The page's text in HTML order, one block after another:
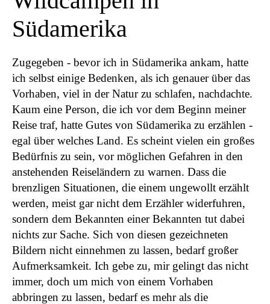
Südamerika
Zugegeben - bevor ich in Südamerika ankam, hatte
ich selbst einige Bedenken, als ich genauer über das
Vorhaben, viel in der Natur zu schlafen, nachdachte.
Kaum eine Person, die ich vor dem Beginn meiner
Reise traf, hatte Gutes von Südamerika zu erzählen -
egal über welches Land. Es scheint vielen ein großes
Bedürfnis zu sein, vor möglichen Gefahren in den
anstehenden Reiseländern zu warnen. Dass die
brenzligen Situationen, die einem ungewollt erzählt
werden, meist gar nicht dem Erzähler widerfuhren,
sondern dem Bekannten einer Bekannten tut dabei
nichts zur Sache. Sich von diesen gezeichneten
Bildern nicht einnehmen zu lassen, bedarf großer
Aufmerksamkeit. Ich gebe zu, mir gelingt das nicht
immer, doch um mich von einem Vorhaben
abbringen zu lassen, bedarf es mehr als die